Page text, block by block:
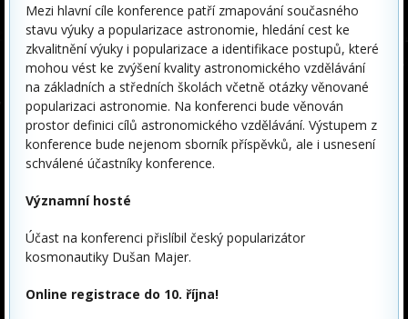
Mezi hlavní cíle konference patří zmapování současného
stavu výuky a popularizace astronomie, hledání cest ke
zkvalitnění výuky i popularizace a identifikace postupů, které
mohou vést ke zvýšení kvality astronomického vzdělávání
na základních a středních školách včetně otázky věnované
popularizaci astronomie. Na konferenci bude věnován
prostor definici cílů astronomického vzdělávání. Výstupem z
konference bude nejenom sborník příspěvků, ale i usnesení
schválené účastníky konference.
Významní hosté
Účast na konferenci přislíbil český popularizátor
kosmonautiky Dušan Majer.
Online registrace do 10. října!